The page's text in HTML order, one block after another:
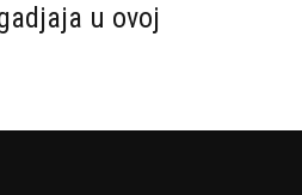
u ovoj